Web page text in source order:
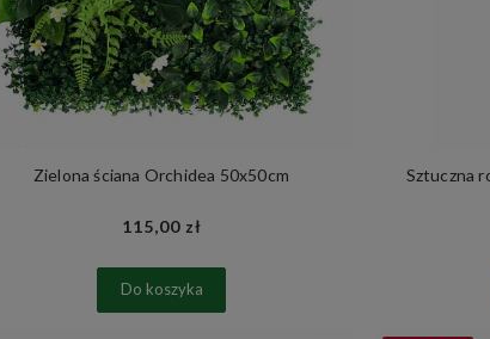
Zielona ściana Orchidea 50x50cm
115,00 zł
Do koszyka
Sztuczna